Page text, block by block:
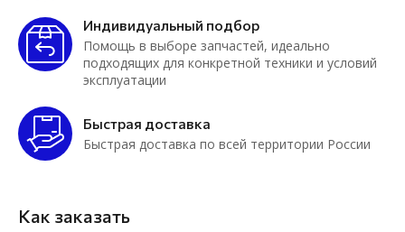
Индивидуальный подбор
Помощь в выборе запчастей, идеально
подходящих для конкретной техники и условий
эксплуатации
Быстрая доставка
Быстрая доставка по всей территории России
Как заказать